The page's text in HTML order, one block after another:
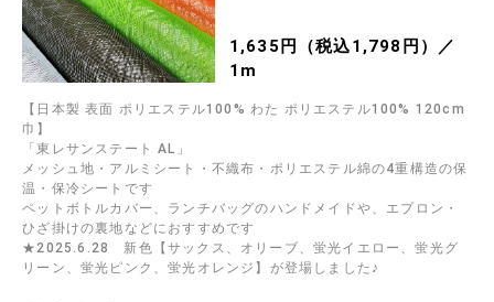
1,635円（税込1,798円）／
1m
【日本製 表面 ポリエステル100% わた ポリエステル100% 120cm
巾】
「東レサンステート AL」
メッシュ地・アルミシート・不織布・ポリエステル綿の4重構造の保
温・保冷シートです
ペットボトルカバー、ランチバッグのハンドメイドや、エプロン・
ひざ掛けの裏地などにおすすめです
★2025.6.28 新色【サックス、オリーブ、蛍光イエロー、蛍光グ
リーン、蛍光ピンク、蛍光オレンジ】が登場しました♪